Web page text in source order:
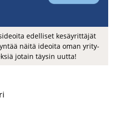
edel­li­set ke­säy­rit­tä­jät
näitä ideoi­ta oman yri­ty­
jo­tain täy­sin uutta!